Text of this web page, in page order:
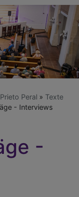
Peral
Texte
- Interviews
-